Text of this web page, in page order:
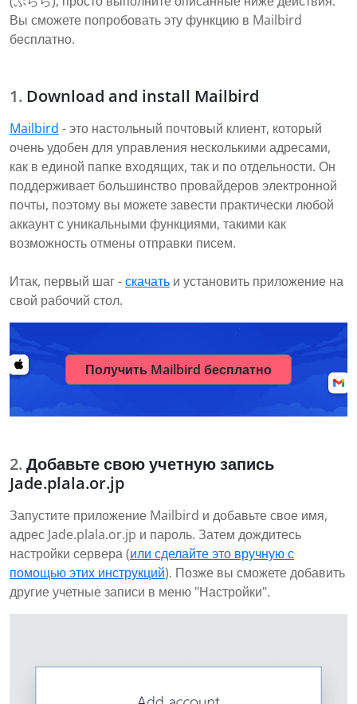
Вы сможете попробовать эту функцию в Mailbird
бесплатно.
Download and install Mailbird
Mailbird - это настольный почтовый клиент, который
очень удобен для управления несколькими адресами,
как в единой папке входящих, так и по отдельности. Он
поддерживает большинство провайдеров электронной
почты, поэтому вы можете завести практически любой
аккаунт с уникальными функциями, такими как
возможность отмены отправки писем.
Итак, первый шаг -скачать и установить приложение на
свой рабочий стол.
Получить Mailbird бесплатно
Добавьте свою учетную запись
Jade.plala.or.jp
Запустите приложение Mailbird и добавьте свое имя,
адрес Jade.plala.or.jp и пароль. Затем дождитесь
настройки сервера (или сделайте это вручную с
помощью этих инструкций). Позже вы сможете добавить
другие учетные записи в меню "Настройки".